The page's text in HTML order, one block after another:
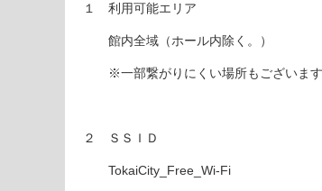
１ 利用可能エリア
館内全域（ホール内除く。）
※一部繋がりにくい場所もございます
２ ＳＳＩＤ
TokaiCity_Free_Wi-Fi